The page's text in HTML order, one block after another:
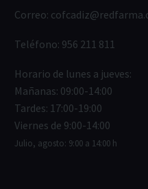
Correo:
Teléfono: 956 211 811
Horario de lunes a jueves:
Mañanas: 09:00-14:00
Tardes: 17:00-19:00
Viernes de 9:00-14:00
Julio, agosto: 9:00 a 14:00 h